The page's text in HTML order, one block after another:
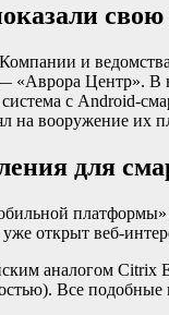
свою
и
«Аврора Центр».
система с Android-
на вооружение их
для
открыт веб-
аналогом
Все